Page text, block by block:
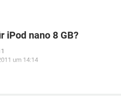
iPod nano 8 GB?
um 14:14